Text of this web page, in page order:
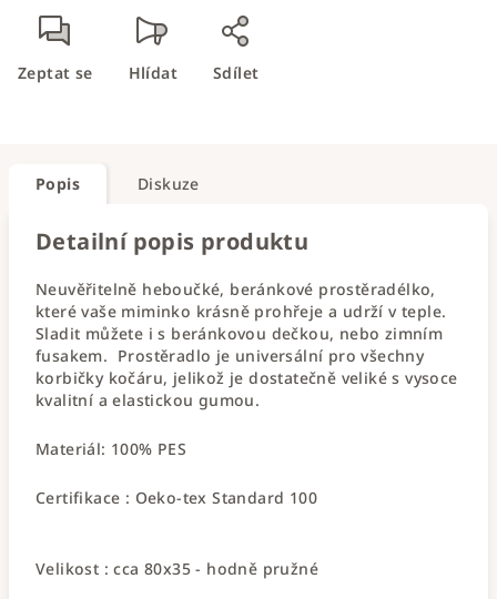
Zeptat se Hlídat Sdílet
Popis Diskuze
Detailní popis produktu
Neuvěřitelně heboučké, beránkové prostěradélko,
které vaše miminko krásně prohřeje a udrží v teple.
Sladit můžete i s beránkovou dečkou, nebo zimním
fusakem. Prostěradlo je universální pro všechny
korbičky kočáru, jelikož je dostatečně veliké s vysoce
kvalitní a elastickou gumou.
Materiál: 100% PES
Certifikace : Oeko-tex Standard 100
Velikost : cca 80x35 - hodně pružné